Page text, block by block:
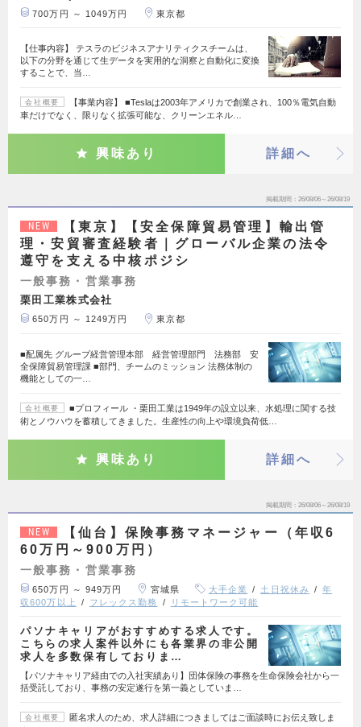
700万円 ～ 1049万円 東京都
【仕事内容】 テスラのビジネスアナリティクスチームは、
以下の分野を通じて生データを実用的な洞察と自動化に変換
することで、当…
会社概要
【事業内容】 ■Teslaは2003年アメリカで創業され、100％電気自動
車だけでなく、限りなく拡張可能な、クリーンエネル…
興味あり 詳細へ
掲載期間 26/08/06～26/08/19
NEW
【東京】【安全保障貿易管理】輸出管
理・安貿審査経験者｜グローバル企業の法令
遵守を支える中核ポジシ
一般事務・営業事務
栗田工業株式会社
650万円 ～ 1249万円 東京都
■配属先 グループ経営管理本部 経営管理部門 法務部 安
全保障貿易管理課 ■部門、チームのミッション 法務体制の
機能としての一…
会社概要
■プロフィール ・栗田工業は1949年の設立以来、水処理に関する技
術とノウハウを蓄積してきました。生産性の向上や環境負荷低…
興味あり 詳細へ
掲載期間 26/08/06～26/08/19
NEW
【仙台】保険事務マネージャー（年収6
60万円～900万円）
一般事務・営業事務
650万円 ～ 949万円 宮城県 大手企業 土日祝休み
年
収600万以上
フレックス勤務 リモートワーク可能
パソナキャリアがおすすめする求人です。
こちらの求人案件以外にも各業界の非公開
求人を多数保有しておりま…
【パソナキャリア経由での入社実績あり】団体保険の事務を生命保険会社から一
括受託しており、事務の安定遂行を第一義としていま…
会社概要
匿名求人のため、求人詳細につきましてはご面談時にお伝え致しま